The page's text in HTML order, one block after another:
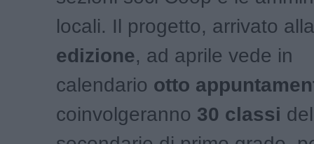
locali. Il progetto, arrivato
edizione, ad aprile vede in
calendario otto
coinvolgeranno 30 classi